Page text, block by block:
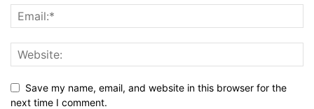
Save my name, email, and website in this browser for the
next time I comment.